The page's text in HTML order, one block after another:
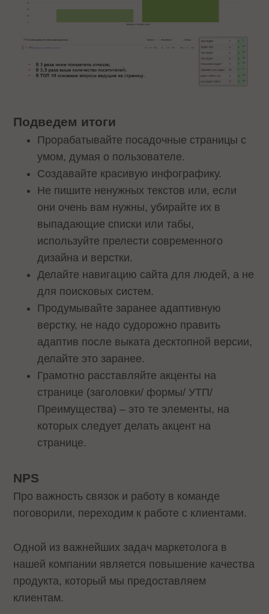
Подведем итоги
Прорабатывайте посадочные страницы с
умом, думая о пользователе.
Создавайте красивую инфографику.
Не пишите ненужных текстов или, если
они очень вам нужны, убирайте их в
выпадающие списки или табы,
используйте прелести современного
дизайна и верстки.
Делайте навигацию сайта для людей, а не
для поисковых систем.
Продумывайте заранее адаптивную
верстку, не надо судорожно править
адаптив после выката десктопной версии,
делайте это заранее.
Грамотно расставляйте акценты на
странице (заголовки/ формы/ УТП/
Преимущества) – это те элементы, на
которых следует делать акцент на
странице.
NPS
Про важность связок и работу в команде
поговорили, переходим к работе с клиентами.
Одной из важнейших задач маркетолога в
нашей компании является повышение качества
продукта, который мы предоставляем
клиентам.